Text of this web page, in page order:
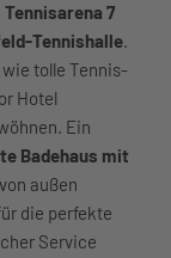
7
Tennishalle.
tolle Tennis-
Hotel
Ein
Badehaus mit
außen
die perfekte
Service